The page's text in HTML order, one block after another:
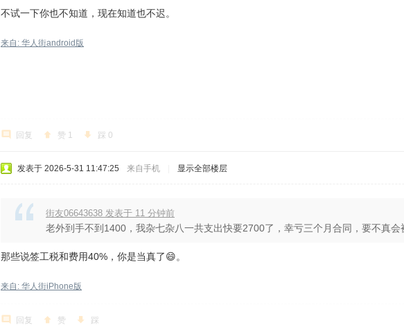
不试一下你也不知道，现在知道也不迟。
来自: 华人街android版
回复 赞 1 踩 0
发表于 2026-5-31 11:47:25 来自手机 显示全部楼层
街友06643638 发表于 11 分钟前
老外到手不到1400，我杂七杂八一共支出快要2700了，幸亏三个月合同，要不真会
那些说签工税和费用40%，你是当真了😄。
来自: 华人街iPhone版
回复 赞 踩